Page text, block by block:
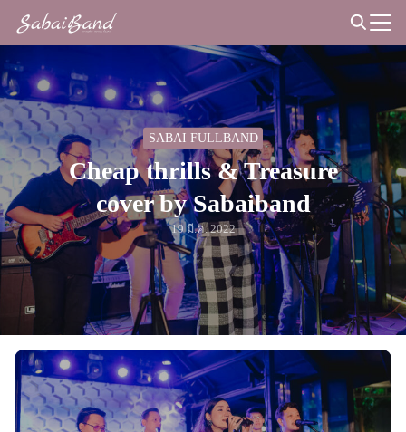
for:
SABAI FULLBAND
Cheap thrills & Treasure
cover by Sabaiband
19 มี.ค. 2022